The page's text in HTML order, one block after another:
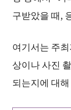
구받았을 때,
여기서는 주
상이나 사진
되는지에 대